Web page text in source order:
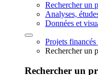
Rechercher un
Analyses,
Données et
Projets
Rechercher un
Rechercher un